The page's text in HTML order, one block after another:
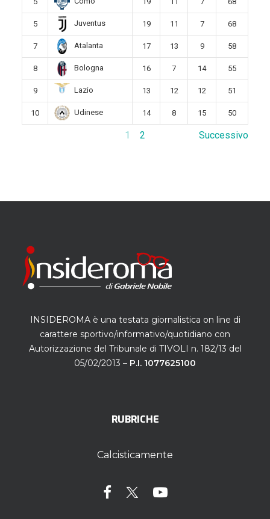
5 Juventus 19 11 7 68
7 Atalanta 17 13 9 58
8 Bologna 16 7 14 55
9 Lazio 13 12 12 51
10 Udinese 14 8 15 50
1 2 Successivo
INSIDEROMA è una testata giornalistica on line di
carattere sportivo/informativo/quotidiano con
Autorizzazione del Tribunale di TIVOLI n. 182/13 del
05/02/2013 – P.I. 1077625100
RUBRICHE
Calcisticamente